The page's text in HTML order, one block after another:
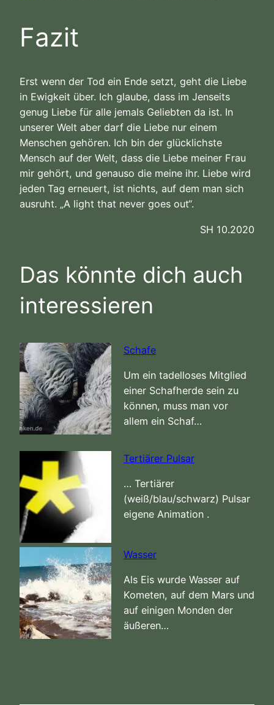
Fazit
Erst wenn der Tod ein Ende setzt, geht die Liebe
in Ewigkeit über. Ich glaube, dass im Jenseits
genug Liebe für alle jemals Geliebten da ist. In
unserer Welt aber darf die Liebe nur einem
Menschen gehören. Ich bin der glücklichste
Mensch auf der Welt, dass die Liebe meiner Frau
mir gehört, und genauso die meine ihr. Liebe wird
jeden Tag erneuert, ist nichts, auf dem man sich
ausruht. „A light that never goes out“.
SH 10.2020
Das könnte dich auch
interessieren
Schafe
Um ein tadelloses Mitglied
einer Schafherde sein zu
können, muss man vor
allem ein Schaf…
Tertiärer Pulsar
… Tertiärer
(weiß/blau/schwarz) Pulsar
eigene Animation .
Wasser
Als Eis wurde Wasser auf
Kometen, auf dem Mars und
auf einigen Monden der
äußeren…